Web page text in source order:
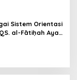
Sistem Orientasi
al-Fātiḥah Ayat